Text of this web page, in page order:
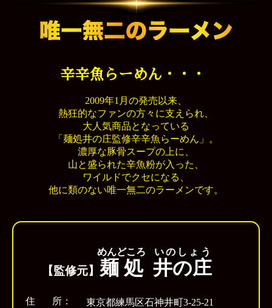
辛辛魚らーめん・・・
2009年1月の発売以来、
熱狂的なファンの方々に支えられ、
大人気商品となっている
「麺処井の庄監修辛辛魚らーめん」。
濃厚な豚骨スープの上に、
山と盛られた辛魚粉が入った、
ワイルドでクセになる、
他に類のない唯一無二のラーメンです。
【監修元】 麺処
めんどころ
井の庄
いのしょう
住 所：
東京都練馬区石神井町3-25-21